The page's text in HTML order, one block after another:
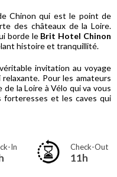
Chinon qui est le point de
des châteaux de la Loire.
borde le Brit Hotel Chinon
histoire et tranquillité.
invitation au voyage
Pour les amateurs
la Loire à Vélo qui va vous
forteresses et les caves qui
In Check-Out
11h